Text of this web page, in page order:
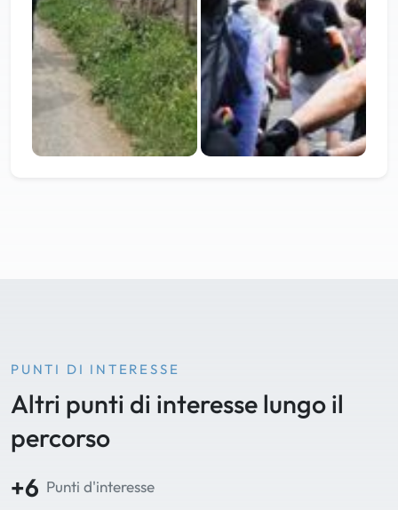
PUNTI DI INTERESSE
Altri punti di interesse lungo il
percorso
+6 Punti d'interesse